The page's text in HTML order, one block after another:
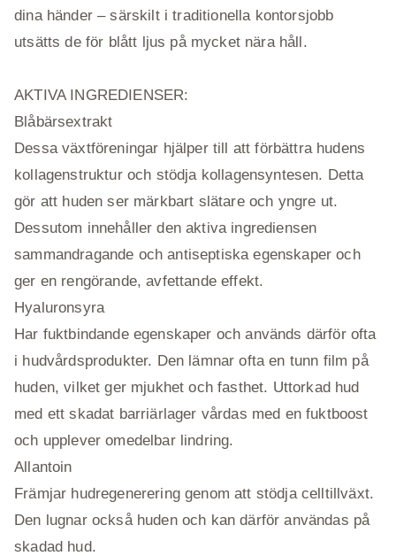
dina händer – särskilt i traditionella kontorsjobb
utsätts de för blått ljus på mycket nära håll.
AKTIVA INGREDIENSER:
Blåbärsextrakt
Dessa växtföreningar hjälper till att förbättra hudens
kollagenstruktur och stödja kollagensyntesen. Detta
gör att huden ser märkbart slätare och yngre ut.
Dessutom innehåller den aktiva ingrediensen
sammandragande och antiseptiska egenskaper och
ger en rengörande, avfettande effekt.
Hyaluronsyra
Har fuktbindande egenskaper och används därför ofta
i hudvårdsprodukter. Den lämnar ofta en tunn film på
huden, vilket ger mjukhet och fasthet. Uttorkad hud
med ett skadat barriärlager vårdas med en fuktboost
och upplever omedelbar lindring.
Allantoin
Främjar hudregenerering genom att stödja celltillväxt.
Den lugnar också huden och kan därför användas på
skadad hud.